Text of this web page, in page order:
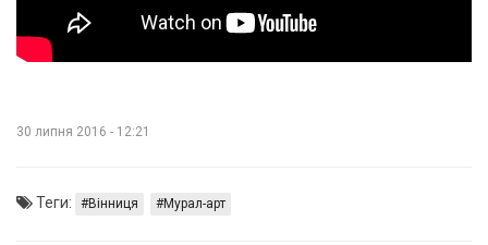
30 липня 2016 - 12:21
Теги: Вінниця Мурал-арт